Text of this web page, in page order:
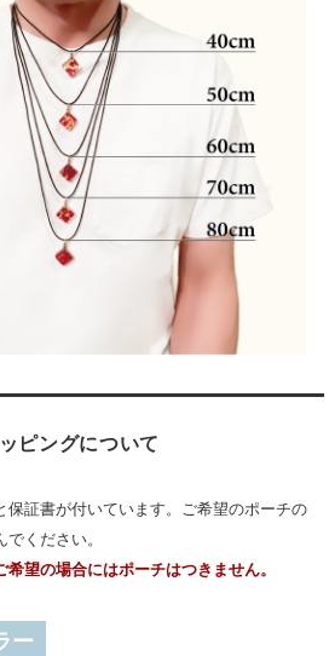
ピングについて
保証書が付いています。ご希望のポーチの
ください。
望の場合にはポーチはつきません。
ー